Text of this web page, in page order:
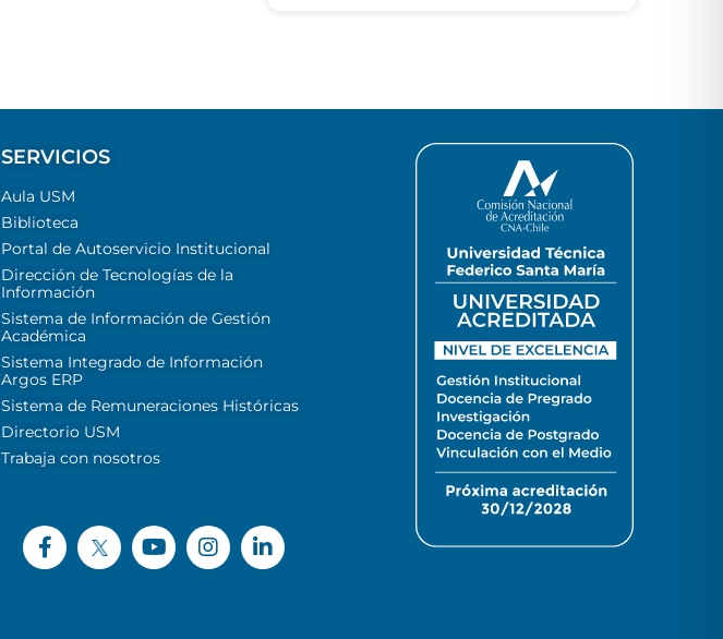
SERVICIOS
Aula USM
Biblioteca
Portal de Autoservicio Institucional
Dirección de Tecnologías de la
Información
Sistema de Información de Gestión
Académica
Sistema Integrado de Información
Argos ERP
Sistema de Remuneraciones Históricas
Directorio USM
Trabaja con nosotros